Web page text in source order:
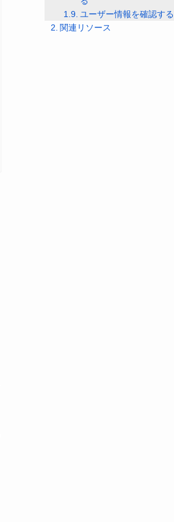
ユーザー情報を確認する
関連リソース